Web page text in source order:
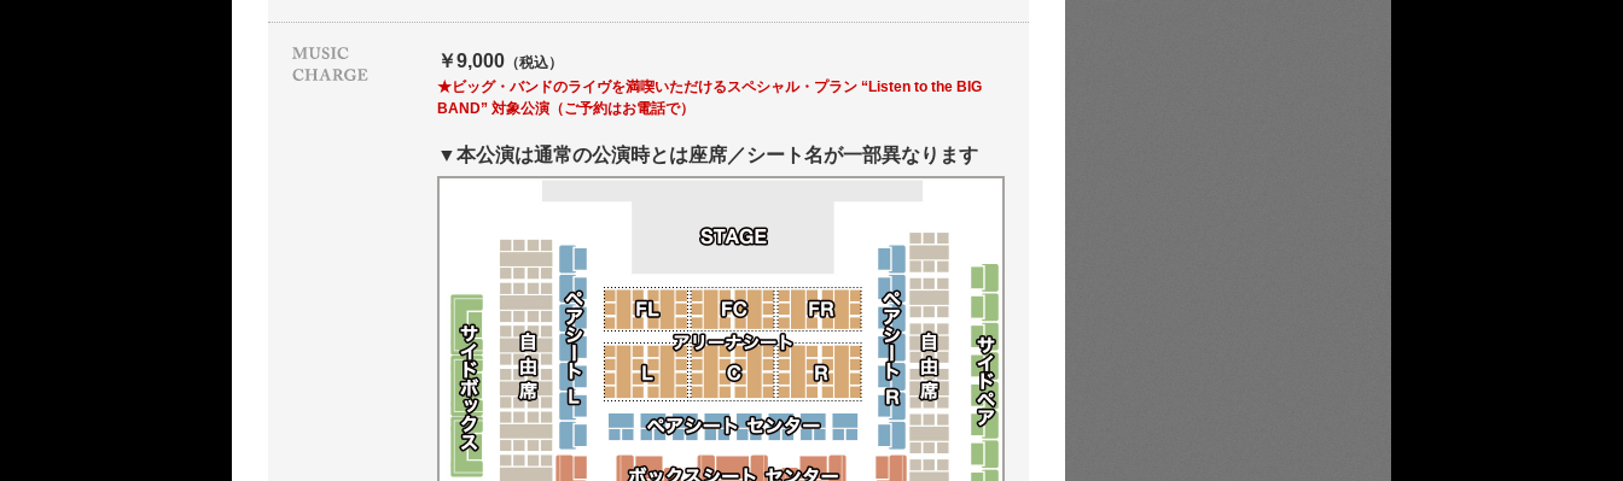
￥9,000 （税込）
★ビッグ・バンドのライヴを満喫いただけるスペシャル・プラン “Listen to the BIG
BAND” 対象公演（ご予約はお電話で）
▼本公演は通常の公演時とは座席／シート名が一部異なります